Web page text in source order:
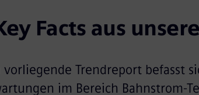
Facts aus
vorliegende Trendreport befasst
im Bereich Bahnstrom-